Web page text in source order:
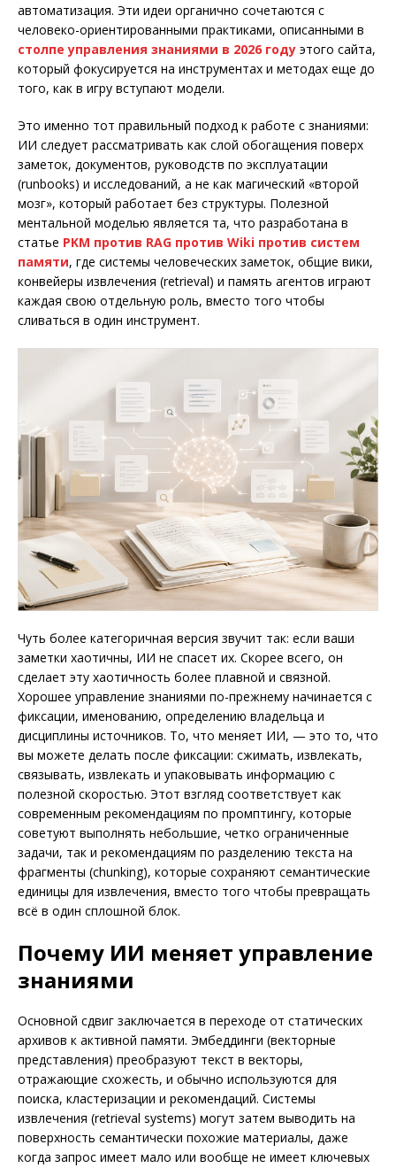
автоматизация. Эти идеи органично сочетаются с
человеко-ориентированными практиками, описанными в
столпе управления знаниями в 2026 году этого сайта,
который фокусируется на инструментах и методах еще до
того, как в игру вступают модели.
Это именно тот правильный подход к работе с знаниями:
ИИ следует рассматривать как слой обогащения поверх
заметок, документов, руководств по эксплуатации
(runbooks) и исследований, а не как магический «второй
мозг», который работает без структуры. Полезной
ментальной моделью является та, что разработана в
статье PKM против RAG против Wiki против систем
памяти, где системы человеческих заметок, общие вики,
конвейеры извлечения (retrieval) и память агентов играют
каждая свою отдельную роль, вместо того чтобы
сливаться в один инструмент.
Чуть более категоричная версия звучит так: если ваши
заметки хаотичны, ИИ не спасет их. Скорее всего, он
сделает эту хаотичность более плавной и связной.
Хорошее управление знаниями по-прежнему начинается с
фиксации, именованию, определению владельца и
дисциплины источников. То, что меняет ИИ, — это то, что
вы можете делать после фиксации: сжимать, извлекать,
связывать, извлекать и упаковывать информацию с
полезной скоростью. Этот взгляд соответствует как
современным рекомендациям по промптингу, которые
советуют выполнять небольшие, четко ограниченные
задачи, так и рекомендациям по разделению текста на
фрагменты (chunking), которые сохраняют семантические
единицы для извлечения, вместо того чтобы превращать
всё в один сплошной блок.
Почему ИИ меняет управление
знаниями
Основной сдвиг заключается в переходе от статических
архивов к активной памяти. Эмбеддинги (векторные
представления) преобразуют текст в векторы,
отражающие схожесть, и обычно используются для
поиска, кластеризации и рекомендаций. Системы
извлечения (retrieval systems) могут затем выводить на
поверхность семантически похожие материалы, даже
когда запрос имеет мало или вообще не имеет ключевых